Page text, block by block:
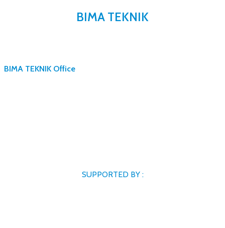
BIMA TEKNIK
BIMA TEKNIK Office
SUPPORTED BY :